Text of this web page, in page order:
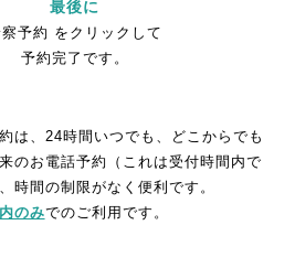
最後に
察予約 をクリックして
予約完了です。
は、24時間いつでも、どこからでも
のお電話予約（これは受付時間内で
時間の制限がなく便利です。
のみでのご利用です。